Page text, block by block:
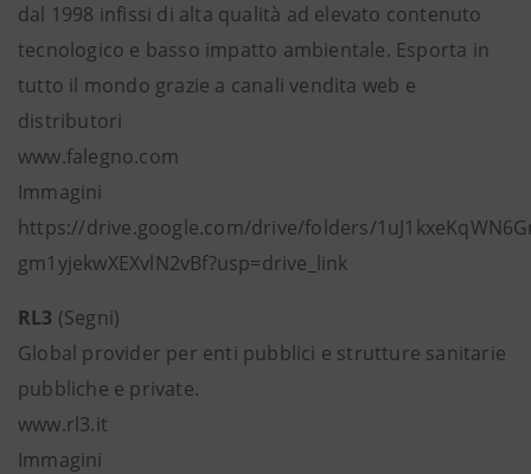
dal 1998 infissi di alta qualità ad elevato contenuto
tecnologico e basso impatto ambientale. Esporta in
tutto il mondo grazie a canali vendita web e
distributori
www.falegno.com
Immagini
https://drive.google.com/drive/folders/
gm1yjekwXEXvlN2vBf?usp=drive_link
RL3 (Segni)
Global provider per enti pubblici e strutture sanitarie
pubbliche e private.
www.rl3.it
Immagini